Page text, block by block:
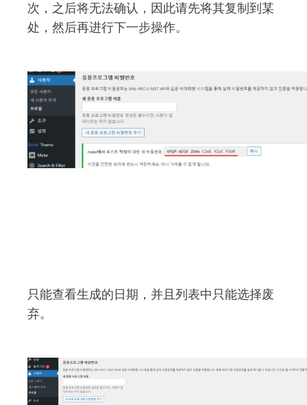
次，之后将无法确认，因此请先将其复制到某
处，然后再进行下一步操作。
只能查看生成的日期，并且列表中只能选择废
弃。